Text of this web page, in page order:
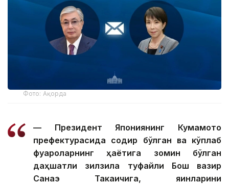
Фото: Ақорда
— Президент Япониянинг Кумамото
префектурасида содир бўлган ва кўплаб
фуқароларнинг ҳаётига зомин бўлган
даҳшатли зилзила туфайли Бош вазир
Санаэ Такаичига, яқинларини